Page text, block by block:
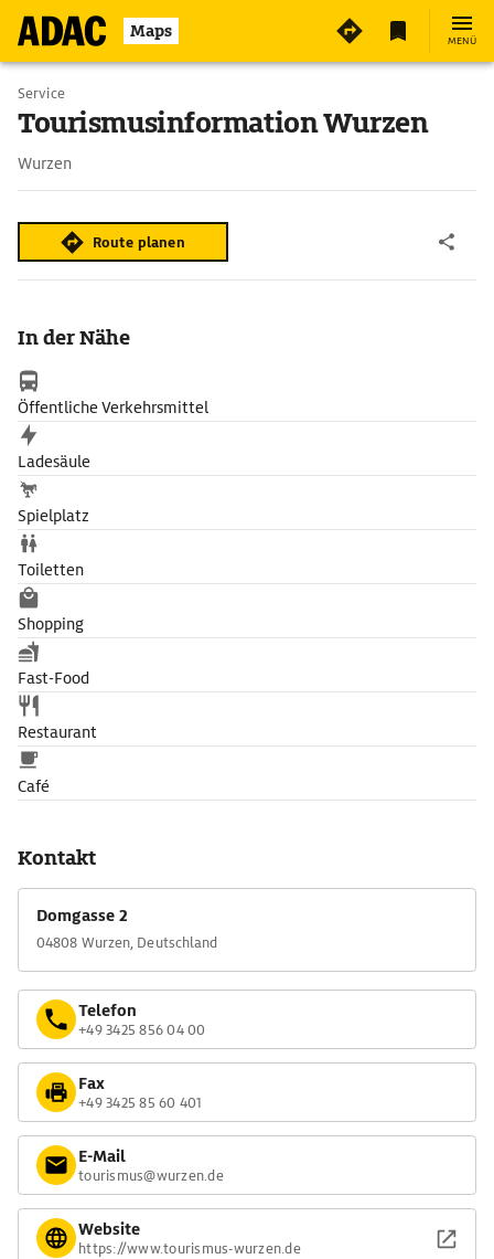
Maps MENÜ
Service
Tourismusinformation Wurzen
Wurzen
Route planen
In der Nähe
Öffentliche Verkehrsmittel
Ladesäule
Spielplatz
Toiletten
Shopping
Fast-Food
Restaurant
Café
Kontakt
Domgasse 2
04808 Wurzen, Deutschland
Telefon
+49 3425 856 04 00
Fax
+49 3425 85 60 401
E-Mail
tourismus@wurzen.de
Website
https://www.tourismus-wurzen.de